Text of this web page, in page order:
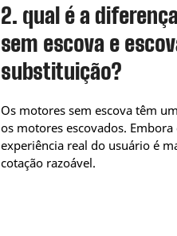
2. qual é a
sem escova e
substituição?
Os motores sem escova têm
os motores escovados.
experiência real do usuário é
cotação razoável.